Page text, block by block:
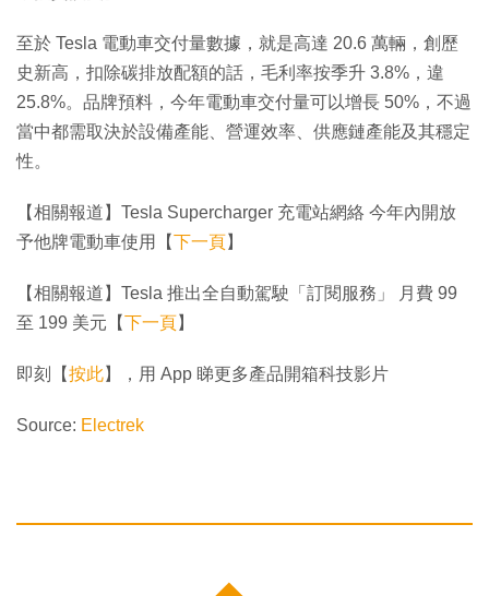
至於 Tesla 電動車交付量數據，就是高達 20.6 萬輛，創歷
史新高，扣除碳排放配額的話，毛利率按季升 3.8%，違
25.8%。品牌預料，今年電動車交付量可以增長 50%，不過
當中都需取決於設備產能、營運效率、供應鏈產能及其穩定
性。
【相關報道】Tesla Supercharger 充電站網絡 今年內開放
予他牌電動車使用【下一頁】
【相關報道】Tesla 推出全自動駕駛「訂閱服務」 月費 99
至 199 美元【下一頁】
即刻【按此】，用 App 睇更多產品開箱科技影片
Source: Electrek